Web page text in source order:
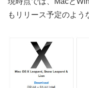
もリリース予定のよう